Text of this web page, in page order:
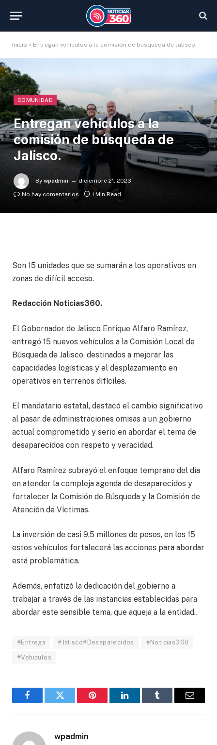
Inicio » Entregan vehículos a la comisión de búsqueda de Jalisco.
COMUNIDAD
Entregan vehículos a la
comisión de búsqueda de
Jalisco.
By wpadmin
diciembre 21, 2023
No hay comentarios
1 Min Read
Son 15 unidades que se sumarán a los operativos en
zonas de difícil acceso.
Redacción Noticias360.
El Gobernador de Jalisco Enrique Alfaro Ramírez,
entregó 15 nuevos vehículos a la Comisión Local de
Búsqueda de Jalisco, destinados a mejorar las
capacidades logísticas y el desplazamiento en
operativos en terrenos difíciles.
El mandatario estatal, destacó el cambio significativo
al pasar de administraciones omisas a un gobierno
actual comprometido y serio en abordar el tema de
desaparecidos con respeto y veracidad.
Alfaro Ramírez subrayó el enfoque temprano del día
en atender la compleja agenda de desaparecidos y
fortalecer la Comisión de Búsqueda y la Comisión de
Atención de Víctimas.
La inversión de casi 9.5 millones de pesos, en los 15
estos vehículos fortalecerá las acciones para abordar
está problemática.
Además, enfatizó la dedicación del gobierno a
trabajar a través de las instancias establecidas para
abordar este sensible tema, que aqueja a la entidad..
#Entrega #Jalisco#Desaparecidos #Noticias360
#Vehiculos
FacebookTwitter Pinterest LinkedInTumblr Email
wpadmin